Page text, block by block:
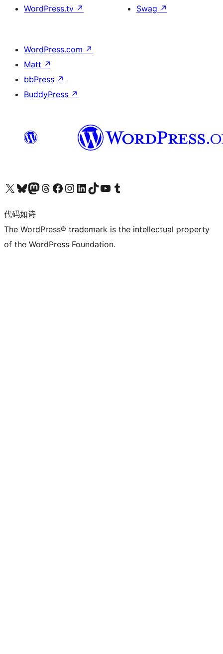
WordPress.tv ↗
Swag ↗
WordPress.com ↗
Matt ↗
bbPress ↗
BuddyPress ↗
关注我们的 X（原 Twitter）账号访问我们的 Bluesky 账号关注我们的 Mastodon 账号访问我们的 Threads 账号 访问我们的 Facebook 公共主页关注我们的 Instagram 账号 关注我们的 LinkedIn 主页访问我们的 TikTok 账号访问我们的 YouTube 频道 访问我们的 Tumblr 账号
代码如诗
The WordPress® trademark is the intellectual property
of the WordPress Foundation.